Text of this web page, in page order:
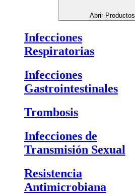
Abrir Productos
Infecciones
Respiratorias
Infecciones
Gastrointestinales
Trombosis
Infecciones de
Transmisión Sexual
Resistencia
Antimicrobiana